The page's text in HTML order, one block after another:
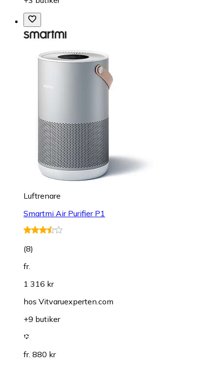
Luftrenare
Smartmi Air Purifier P1
(8)
fr.
1 316 kr
hos Vitvaruexperten.com
+9 butiker
fr. 880 kr